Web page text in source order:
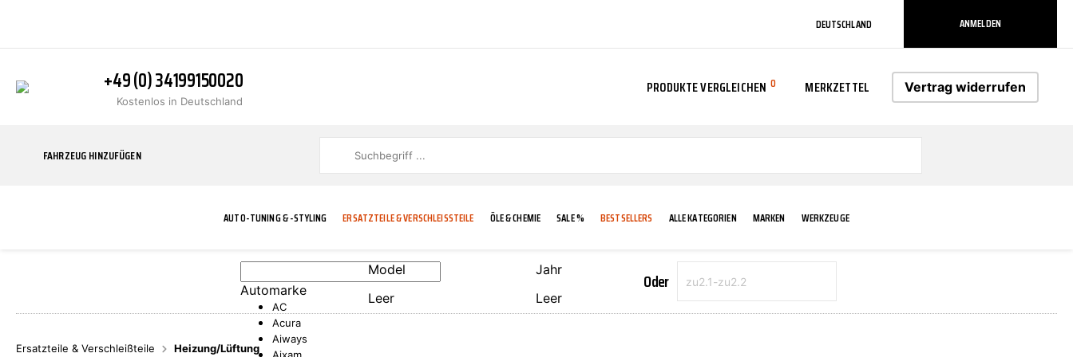
DEUTSCHLAND ANMELDEN
+49 (0) 34199150020
Kostenlos in Deutschland
PRODUKTE VERGLEICHEN 0 MERKZETTEL Vertrag widerrufen
FAHRZEUG HINZUFÜGEN
AUTO-TUNING & -STYLING ERSATZTEILE & VERSCHLEISSTEILE ÖLE & CHEMIE SALE % BESTSELLERS ALLE KATEGORIEN MARKEN WERKZEUGE
KÜHLERGRILL
VERBREITERUNG
CARCARE ELEKTRIK
BREMSFLÜSSIGKEIT FROSTSCHUTZ TECHNIK & WARTUNG
ADDINOL AS-PL
Automarke
AC
Acura
Aiways
Model
Leer
Jahr
Leer
Oder
Ersatzteile & Verschleißteile Heizung/Lüftung